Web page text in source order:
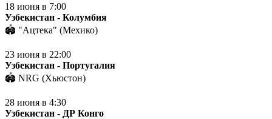
18 июня в 7:00
Узбекистан - Колумбия
🏟 "Ацтека" (Мехико)
23 июня в 22:00
Узбекистан - Португалия
🏟 NRG (Хьюстон)
28 июня в 4:30
Узбекистан - ДР Конго